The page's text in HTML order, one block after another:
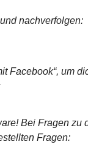
nachverfolgen:
Facebook“, um
Bei Fragen zu
Fragen: